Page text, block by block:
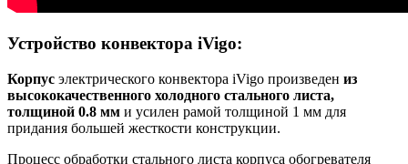
Устройство конвектора iVigo:
Корпус электрического конвектора iVigo произведен из
высококачественного холодного стального листа,
толщиной 0.8 мм и усилен рамой толщиной 1 мм для
придания большей жесткости конструкции.
Процесс обработки стального листа корпуса обогревателя